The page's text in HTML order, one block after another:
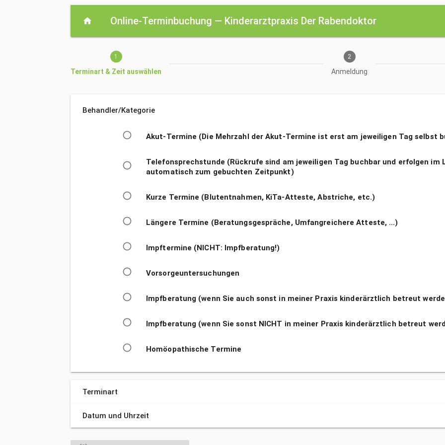
Aktueller Schritt: Terminart & Zeit auswählen
home Online-Terminbuchung — Kinderarztpraxis Der Rabendoktor
1
Terminart & Zeit auswählen
2
Anmeldung
Behandler/Kategorie
Behandler/Kategorie
radio_button_unchecked Akut-Termine (Die Mehrzahl der Akut-Termine ist erst am jeweiligen Tag selbst
radio_button_unchecked
Telefonsprechstunde (Rückrufe sind am jeweiligen Tag buchbar und erfolgen im
automatisch zum gebuchten Zeitpunkt)
radio_button_unchecked Kurze Termine (Blutentnahmen, KiTa-Atteste, Abstriche, etc.)
radio_button_unchecked Längere Termine (Beratungsgespräche, Umfangreichere Atteste, ...)
radio_button_unchecked Impftermine (NICHT: Impfberatung!)
radio_button_unchecked Vorsorgeuntersuchungen
radio_button_unchecked Impfberatung (wenn Sie auch sonst in meiner Praxis kinderärztlich betreut
radio_button_unchecked Impfberatung (wenn Sie sonst NICHT in meiner Praxis kinderärztlich betreut
radio_button_unchecked Homöopathische Termine
Terminart
Datum und Uhrzeit